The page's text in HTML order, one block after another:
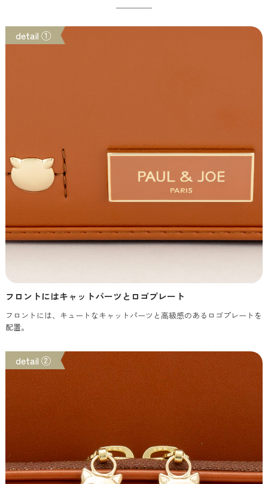
detail ①
フロントにはキャットパーツとロゴプレート
フロントには、キュートなキャットパーツと高級感のあるロゴプレートを
配置。
detail ②